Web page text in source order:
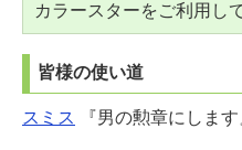
カラースターをご利用し
皆様の使い道
スミス 『男の勲章にします